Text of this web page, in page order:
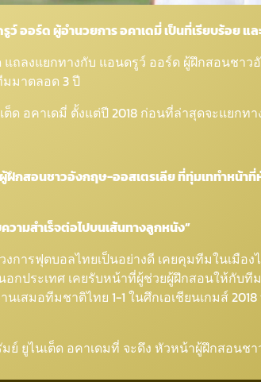
ออร์ด ผู้อำนวยการ อคาเดมี่ เป็นที่เรียบร้อย
ถลงแยกทางกับ แอนดรูว์ ออร์ด ผู้ฝึกสอนชาว
มาตลอด 3 ปี
ด อคาเดมี่ ตั้งแต่ปี 2018 ก่อนที่ล่าสุดจะแยกท
กสอนชาวอังกฤษ-ออสเตรเลีย ที่ทุ่มเททำหน้า
วามสำเร็จต่อไปบนเส้นทางลูกหนัง”
รฟุตบอลไทยเป็นอย่างดี เคยคุมทีมในเมืองไ
ประเทศ เคยรับหน้าที่ผู้ช่วยผู้ฝึกสอนให้กับที
เสมอทีมชาติไทย 1-1 ในศึกเอเชียนเกมส์
ย์ ยูไนเต็ด อคาเดมที่ จะดึง หัวหน้าผู้ฝึกสอน